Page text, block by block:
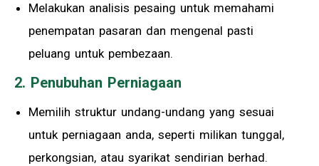
Melakukan analisis pesaing untuk memahami
penempatan pasaran dan mengenal pasti
peluang untuk pembezaan.
2. Penubuhan Perniagaan
Memilih struktur undang-undang yang sesuai
untuk perniagaan anda, seperti milikan tunggal,
perkongsian, atau syarikat sendirian berhad.